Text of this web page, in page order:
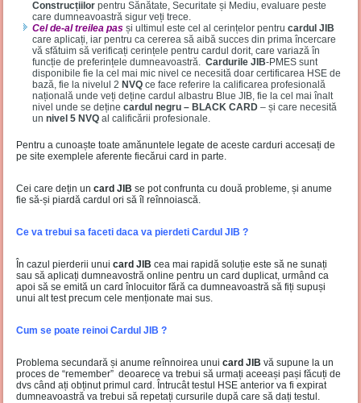
Construcțiilor pentru Sănătate, Securitate și Mediu, evaluare peste
care dumneavoastră sigur veți trece.
Cel de-al treilea pas și ultimul este cel al cerințelor pentrucardul JIB
care aplicați, iar pentru ca cererea să aibă succes din prima încercare
vă sfătuim să verificați cerințele pentru cardul dorit, care variază în
funcție de preferințele dumneavoastră.Cardurile JIB-PMES sunt
disponibile fie la cel mai mic nivel ce necesită doar certificarea HSE de
bază, fie la nivelul 2NVQce face referire la calificarea profesională
națională unde veți deține cardul albastru Blue JIB, fie la cel mai înalt
nivel unde se deținecardul negru – BLACK CARD – și care necesită
unnivel 5 NVQ al calificării profesionale.
Pentru a cunoaște toate amănuntele legate de aceste carduri accesați de
pe site exemplele aferente fiecărui card in parte.
Cei care dețin uncard JIB se pot confrunta cu două probleme, și anume
fie să-și piardă cardul ori să îl reînnoiască.
Ce va trebui sa faceti daca va pierdeti Cardul JIB ?
În cazul pierderii unuicard JIB cea mai rapidă soluție este să ne sunați
sau să aplicați dumneavostră online pentru un card duplicat, urmând ca
apoi să se emită un card înlocuitor fără ca dumneavoastră să fiți supuși
unui alt test precum cele menționate mai sus.
Cum se poate reinoi Cardul JIB ?
Problema secundară și anume reînnoirea unuicard JIB vă supune la un
proces de “remember” deoarece va trebui să urmați aceeași pași făcuți de
dvs când ați obținut primul card. Întrucât testul HSE anterior va fi expirat
dumneavoastră va trebui să repetați cursurile după care să dați testul.